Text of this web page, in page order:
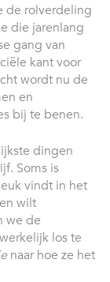
de rolverdeling
die jarenlang
gang van
kant voor
wordt nu de
en
bij te benen.
dingen
Soms is
vindt in het
wilt
we de
los te
naar hoe ze het